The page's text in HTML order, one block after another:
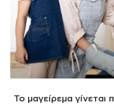
Το μαγείρεμα γίνεται